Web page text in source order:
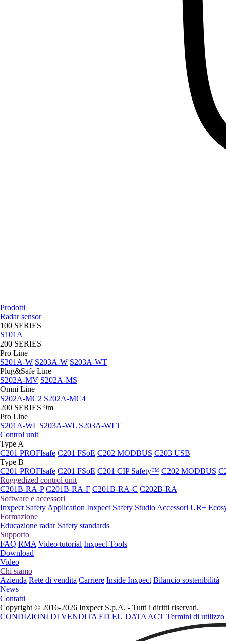
Prodotti
Radar sensor
100 SERIES
S101A
200 SERIES
Pro Line
S201A-W S203A-W S203A-WT
Plug&Safe Line
S202A-MV S202A-MS
Omni Line
S202A-MC2 S202A-MC4
200 SERIES 9m
Pro Line
S201A-WL S203A-WL S203A-WLT
Control unit
Type A
C201 PROFIsafe C201 FSoE C202 MODBUS C203 USB
Type B
C201 PROFIsafe C201 FSoE C201 CIP Safety™ C202 MODBUS
Ruggedized control unit
C201B-RA-P C201B-RA-F C201B-RA-C C202B-RA
Software e accessori
Inxpect Safety Application Inxpect Safety Studio Accessori UR+
Formazione
Educazione radar Safety standards
Supporto
FAQ RMA Video tutorial Inxpect Tools
Download
Video
Chi siamo
Azienda Rete di vendita Carriere Inside Inxpect Bilancio sostenibilità
News
Contatti
Copyright © 2016-2026 Inxpect S.p.A. - Tutti i diritti riservati.
CONDIZIONI DI VENDITA ED EU DATA ACT Termini di utilizzo